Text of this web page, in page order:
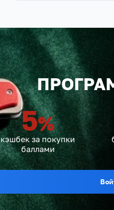
5%
кэшбек за покупки
баллами